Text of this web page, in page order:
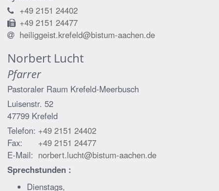
+49 2151 24402
+49 2151 24477
heiliggeist.krefeld@bistum-aachen.de
Norbert Lucht
Pfarrer
Pastoraler Raum Krefeld-Meerbusch
Luisenstr. 52
47799 Krefeld
Telefon: +49 2151 24402
Fax:
+49 2151 24477
E-Mail: norbert.lucht@bistum-aachen.de
Sprechstunden :
Dienstags,